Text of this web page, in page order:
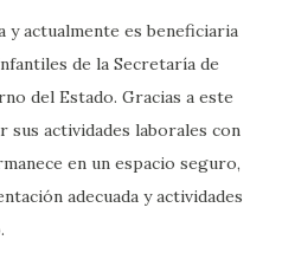
y actualmente es beneficiaria
de la Secretaría de
del Estado. Gracias a este
sus actividades laborales con
en un espacio seguro,
adecuada y actividades